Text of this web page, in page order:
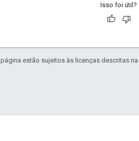
Isso foi útil?
estão sujeitos às licenças descritas na